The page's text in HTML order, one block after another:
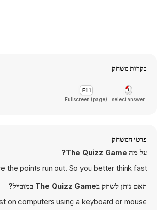
בקרות משחק
select answer
Fullscreen (page)
פרטי המשחק
על מה The Quizz Game?
the points run out. So you better think fast!
האם ניתן לשחק בThe Quizz Game במובייל?
on computers using a keyboard or mouse.